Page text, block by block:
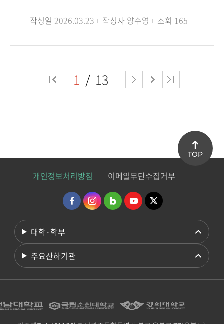
작성일 2026.03.23 작성자 양수영 조회 165
1 13
개인정보처리방침 이메일무단수집거부
대학·학부
주요산하기관
TOP